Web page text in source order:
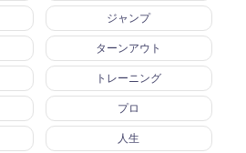
ジャンプ
ターンアウト
トレーニング
プロ
人生